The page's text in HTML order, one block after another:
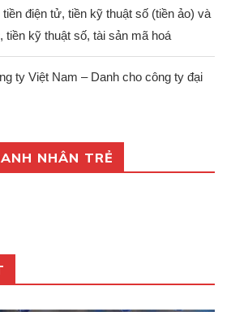
điện tử, tiền kỹ thuật số (tiền ảo) và
tiền kỹ thuật số, tài sản mã hoá
ty Việt Nam – Danh cho công ty đại
NHÂN TRẺ